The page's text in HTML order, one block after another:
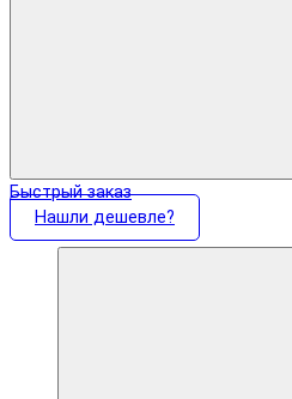
Быстрый заказ
Нашли дешевле?